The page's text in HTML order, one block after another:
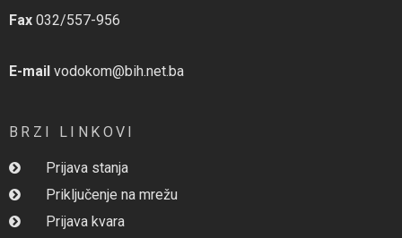
Fax 032/557-956
E-mail vodokom@bih.net.ba
BRZI LINKOVI
Prijava stanja
Priključenje na mrežu
Prijava kvara